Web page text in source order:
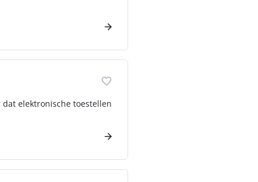
elektronische toestellen